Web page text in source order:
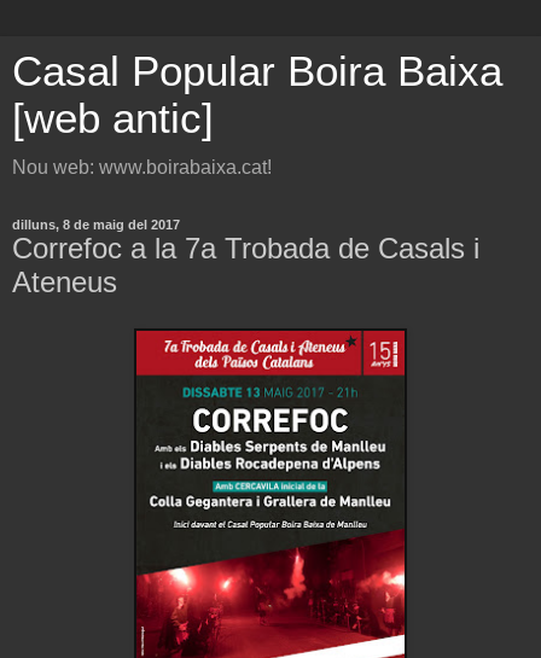
Casal Popular Boira Baixa
[web antic]
Nou web: www.boirabaixa.cat!
dilluns, 8 de maig del 2017
Correfoc a la 7a Trobada de Casals i
Ateneus